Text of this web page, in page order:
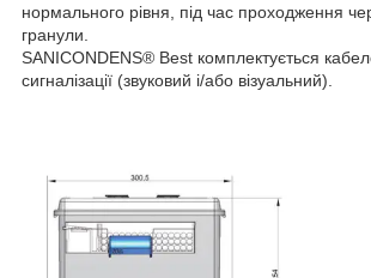
нормального рівня, під час проходження
гранули.
SANICONDENS® Best комплектується
сигналізації (звуковий і/або візуальний).